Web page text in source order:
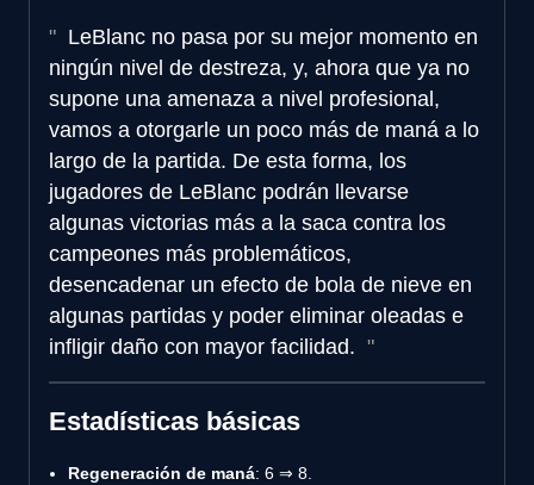
LeBlanc no pasa por su mejor momento en
ningún nivel de destreza, y, ahora que ya no
supone una amenaza a nivel profesional,
vamos a otorgarle un poco más de maná a lo
largo de la partida. De esta forma, los
jugadores de LeBlanc podrán llevarse
algunas victorias más a la saca contra los
campeones más problemáticos,
desencadenar un efecto de bola de nieve en
algunas partidas y poder eliminar oleadas e
infligir daño con mayor facilidad.
Estadísticas básicas
Regeneración de maná: 6 ⇒ 8.